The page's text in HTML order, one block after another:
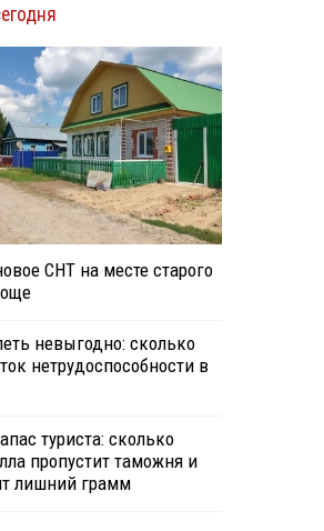
СНТ на месте старого
невыгодно: сколько
нетрудоспособности в
туриста: сколько
пропустит таможня и
лишний грамм